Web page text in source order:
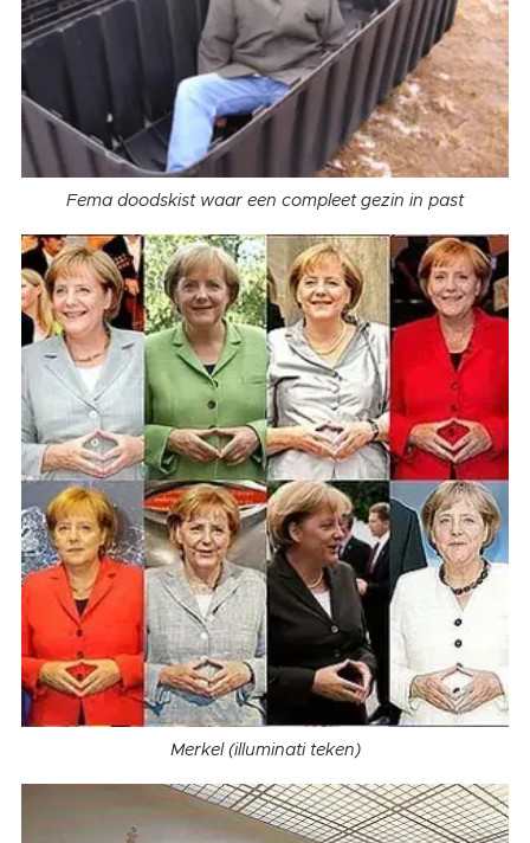
Fema doodskist waar een compleet gezin in past
Merkel (illuminati teken)